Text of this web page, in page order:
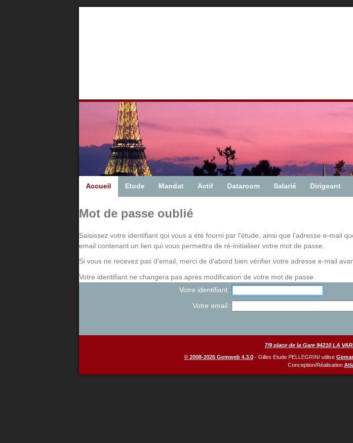
Accueil Etude Mandat Actif Dataroom Salarié Dirigeant
Mot de passe oublié
Saisissez votre identifiant qui vous a été fourni par l'étude, ainsi que l'adresse e-mail
email contenant un lien qui vous permettra de ré-initialiser votre mot de passe.
Si vous ne recevez pas d'email, merci de d'abord bien vérifier votre adresse e-mail
Votre identifiant ne changera pas après modification de votre mot de passe
Votre identifiant
Votre email
7/9 place de la Gare 94210 LA
© 2008-2026 Gemweb 4.3.0 - Gilles Etude PELLEGRINI utilise
Conception/Réalisation